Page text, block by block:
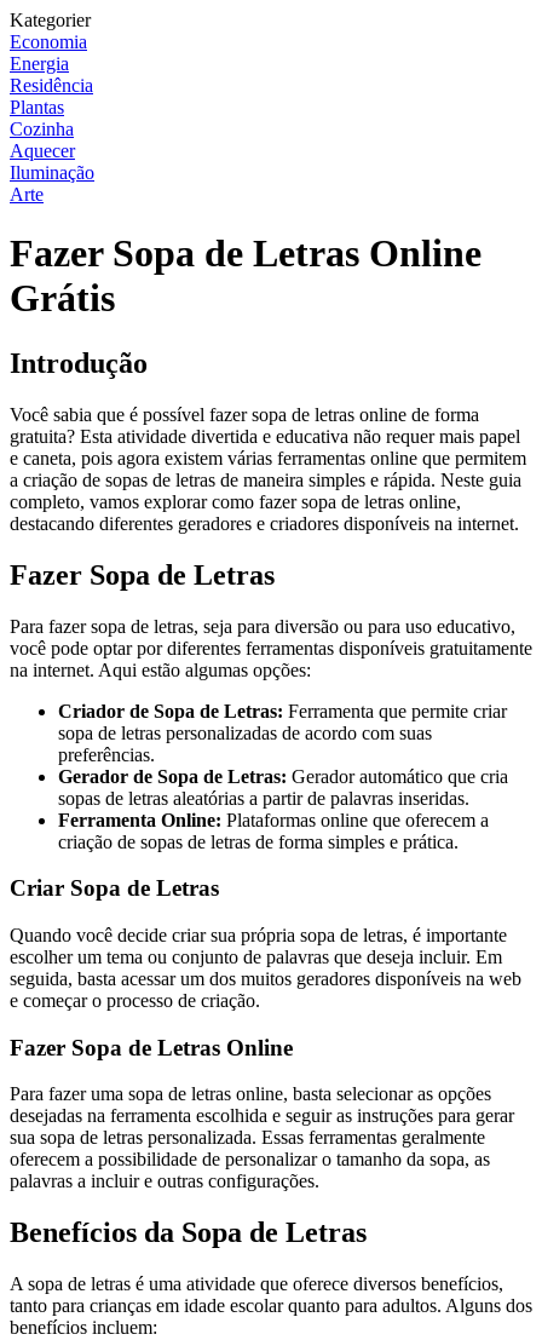
Kategorier
Economia
Energia
Residência
Plantas
Cozinha
Aquecer
Iluminação
Arte
Fazer Sopa de Letras Online
Grátis
Introdução
Você sabia que é possível fazer sopa de letras online de forma
gratuita? Esta atividade divertida e educativa não requer mais papel
e caneta, pois agora existem várias ferramentas online que permitem
a criação de sopas de letras de maneira simples e rápida. Neste guia
completo, vamos explorar como fazer sopa de letras online,
destacando diferentes geradores e criadores disponíveis na internet.
Fazer Sopa de Letras
Para fazer sopa de letras, seja para diversão ou para uso educativo,
você pode optar por diferentes ferramentas disponíveis gratuitamente
na internet. Aqui estão algumas opções:
Criador de Sopa de Letras: Ferramenta que permite criar
sopa de letras personalizadas de acordo com suas
preferências.
Gerador de Sopa de Letras: Gerador automático que cria
sopas de letras aleatórias a partir de palavras inseridas.
Ferramenta Online: Plataformas online que oferecem a
criação de sopas de letras de forma simples e prática.
Criar Sopa de Letras
Quando você decide criar sua própria sopa de letras, é importante
escolher um tema ou conjunto de palavras que deseja incluir. Em
seguida, basta acessar um dos muitos geradores disponíveis na web
e começar o processo de criação.
Fazer Sopa de Letras Online
Para fazer uma sopa de letras online, basta selecionar as opções
desejadas na ferramenta escolhida e seguir as instruções para gerar
sua sopa de letras personalizada. Essas ferramentas geralmente
oferecem a possibilidade de personalizar o tamanho da sopa, as
palavras a incluir e outras configurações.
Benefícios da Sopa de Letras
A sopa de letras é uma atividade que oferece diversos benefícios,
tanto para crianças em idade escolar quanto para adultos. Alguns dos
benefícios incluem: